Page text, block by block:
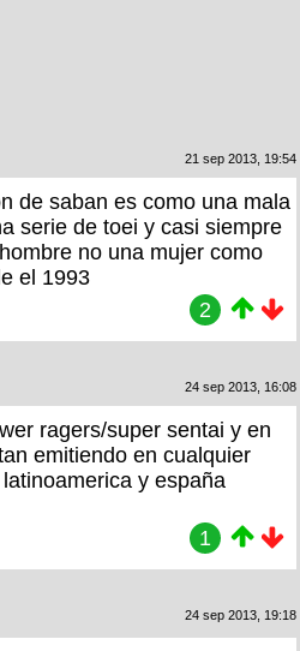
21 sep 2013, 19:54
de saban es como una mala
serie de toei y casi siempre
no una mujer como
el 1993
2
24 sep 2013, 16:08
ragers/super sentai y en
emitiendo en cualquier
y españa
1
24 sep 2013, 19:18